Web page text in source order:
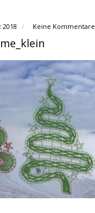
2018 Keine Kommentare